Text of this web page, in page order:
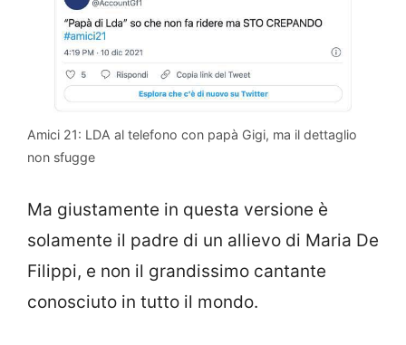
Amici 21: LDA al telefono con papà Gigi, ma il dettaglio
non sfugge
Ma giustamente in questa versione è
solamente il padre di un allievo di Maria De
Filippi, e non il grandissimo cantante
conosciuto in tutto il mondo.